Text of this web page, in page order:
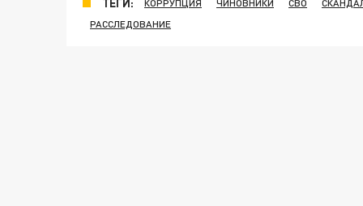
ТЕГИ: КОРРУПЦИЯ ЧИНОВНИКИ СВО
РАССЛЕДОВАНИЕ